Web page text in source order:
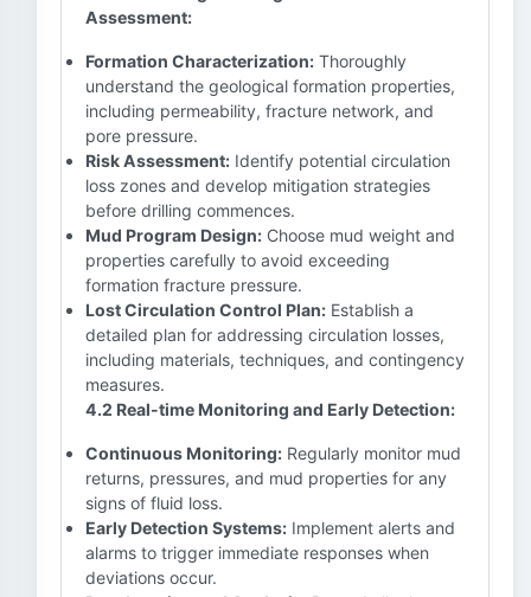
Assessment:
Formation Characterization: Thoroughly
understand the geological formation properties,
including permeability, fracture network, and
pore pressure.
Risk Assessment: Identify potential circulation
loss zones and develop mitigation strategies
before drilling commences.
Mud Program Design: Choose mud weight and
properties carefully to avoid exceeding
formation fracture pressure.
Lost Circulation Control Plan: Establish a
detailed plan for addressing circulation losses,
including materials, techniques, and contingency
measures.
4.2 Real-time Monitoring and Early Detection:
Continuous Monitoring: Regularly monitor mud
returns, pressures, and mud properties for any
signs of fluid loss.
Early Detection Systems: Implement alerts and
alarms to trigger immediate responses when
deviations occur.